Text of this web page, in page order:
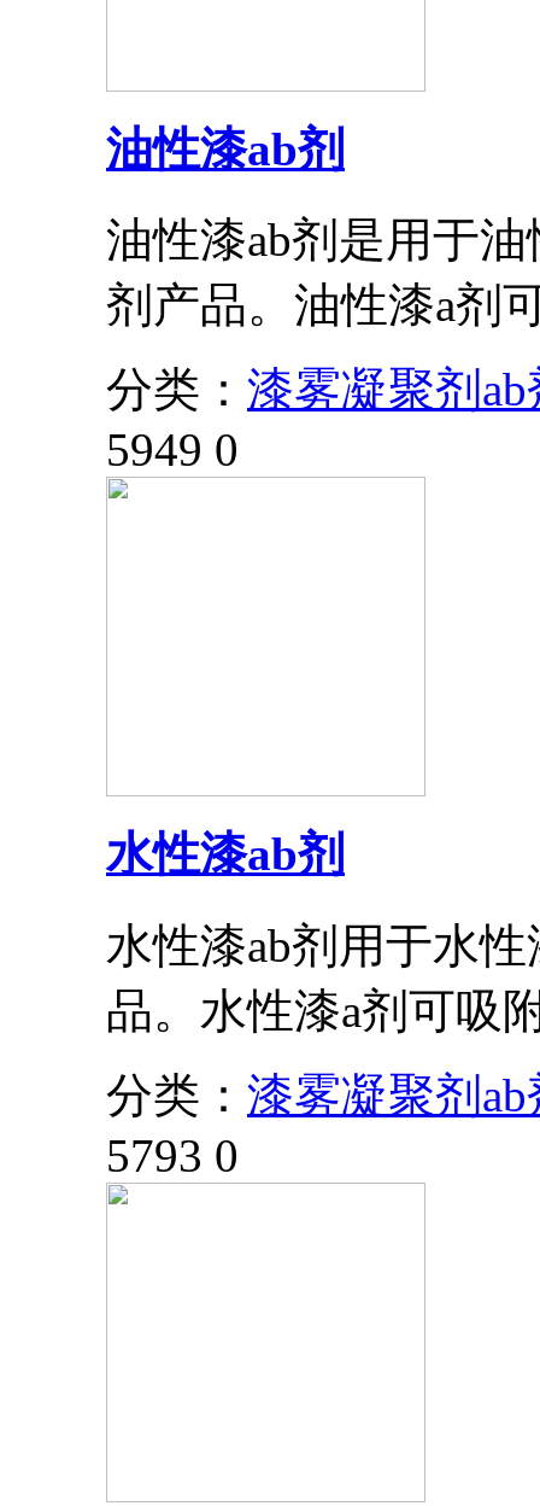
油性漆ab剂
油性漆ab剂是用于
剂产品。油性漆a剂
分类： 漆雾凝聚剂ab
5949 0
水性漆ab剂
水性漆ab剂用于水
品。水性漆a剂可吸
分类： 漆雾凝聚剂ab
5793 0